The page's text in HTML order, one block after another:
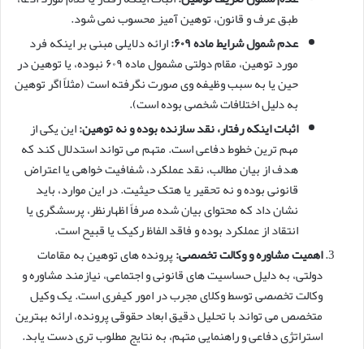
طبق عرف و قانون، توهین آمیز محسوب نمی شود.
عدم شمول شرایط ماده ۶۰۹:
ارائه دلایلی مبنی بر اینکه فرد
مورد توهین، مقام دولتی مشمول ماده ۶۰۹ نبوده، یا توهین در
حین یا به سبب وظیفه وی صورت نگرفته است (مثلاً اگر توهین
به دلیل اختلافات شخصی بوده است).
اثبات اینکه رفتار، نقد سازنده بوده و نه توهین:این یکی از
مهم ترین خطوط دفاعی است. متهم می تواند استدلال کند که
هدف از بیان مطالب، نقد عملکرد، شفافیت خواهی یا اعتراض
قانونی بوده و نه تحقیر یا هتک حیثیت. در این موارد، باید
نشان داد که محتوای بیان شده صرفاً اظهارنظر، پرسشگری یا
انتقاد از عملکرد بوده و فاقد الفاظ رکیک یا قبیح است.
اهمیت مشاوره و وکالت تخصصی:پرونده های توهین به مقامات
دولتی، به دلیل حساسیت های قانونی و اجتماعی، نیازمند مشاوره و
وکالت تخصصی توسط وکلای مجرب در امور کیفری است. یک وکیل
متخصص می تواند با تحلیل دقیق ابعاد حقوقی پرونده، ارائه بهترین
استراتژی دفاعی و راهنمایی متهم، به نتایج مطلوب تری دست یابد.